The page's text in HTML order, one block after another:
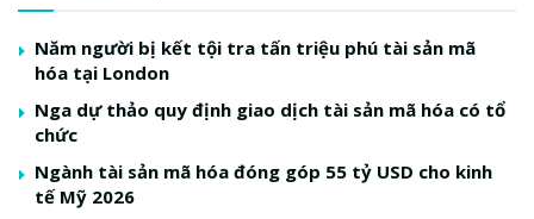
Năm người bị kết tội tra tấn triệu phú tài sản mã
hóa tại London
Nga dự thảo quy định giao dịch tài sản mã hóa có tổ
chức
Ngành tài sản mã hóa đóng góp 55 tỷ USD cho kinh
tế Mỹ 2026